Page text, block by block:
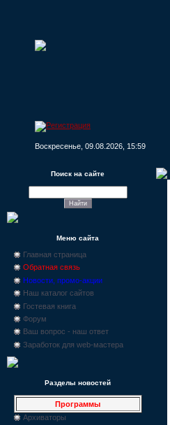
Воскресенье, 09.08.2026, 15:59
Поиск на сайте
Меню сайта
Главная страница
Обратная связь
Новости, промо-акции
Наш каталог сайтов
Гостевая книга
Форум
Ваш вопрос - наш ответ
Заработок для web-мастера
Разделы новостей
Программы
Архиваторы